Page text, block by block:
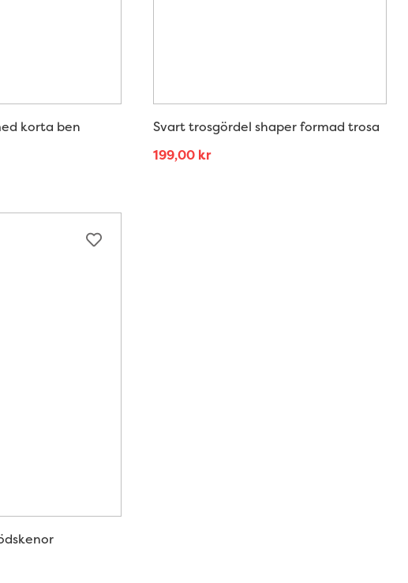
korta ben
Svart trosgördel shaper formad trosa
199,00 kr